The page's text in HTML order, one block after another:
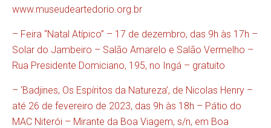
www.museudeartedorio.org.br
– Feira “Natal Atípico” – 17 de dezembro, das 9h às 17h –
Solar do Jambeiro – Salão Amarelo e Salão Vermelho –
Rua Presidente Domiciano, 195, no Ingá – gratuito
– ‘Badjines, Os Espíritos da Natureza’, de Nicolas Henry –
até 26 de fevereiro de 2023, das 9h às 18h – Pátio do
MAC Niterói – Mirante da Boa Viagem, s/n, em Boa